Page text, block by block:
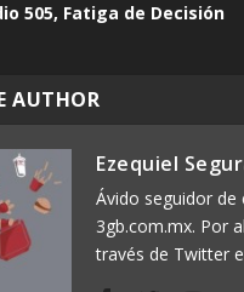
505, Fatiga de Decisión
AUTHOR
Ezequiel
Ávido seguidor
3gb.com.mx. Por
través de Twitter